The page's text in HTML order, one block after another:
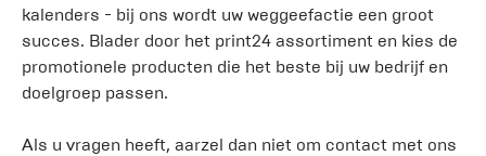
kalenders - bij ons wordt uw weggeefactie een groot
succes. Blader door het print24 assortiment en kies de
promotionele producten die het beste bij uw bedrijf en
doelgroep passen.
Als u vragen heeft, aarzel dan niet om contact met ons